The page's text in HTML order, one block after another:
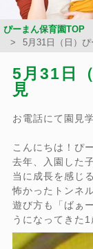
ぴーまん保育園TOP
5月31日（日）
5月31日
見
お電話にて園見
こんにちは！ぴ
去年、入園した
当に成長を感じ
怖かったトンネ
遊び方も「ばぁ
うになってきた